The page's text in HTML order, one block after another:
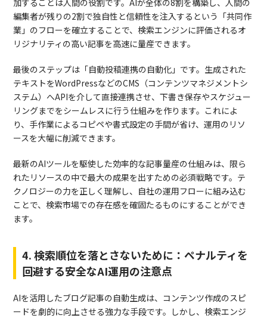
編集者が残りの2割で独自性と信頼性を注入するという「共同作
業」のフローを確立することで、検索エンジンに評価されるオ
リジナリティの高い記事を高速に量産できます。
最後のステップは「自動投稿連携の自動化」です。生成された
テキストをWordPressなどのCMS（コンテンツマネジメントシ
ステム）へAPIを介して直接連携させ、下書き保存やスケジュー
リングまでをシームレスに行う仕組みを作ります。これによ
り、手作業によるコピペや書式設定の手間が省け、運用のリソ
ースを大幅に削減できます。
最新のAIツールを駆使した効率的な記事量産の仕組みは、限ら
れたリソースの中で最大の成果を出すための必須戦略です。テ
クノロジーの力を正しく理解し、自社の運用フローに組み込む
ことで、検索市場での存在感を確固たるものにすることができ
ます。
4. 検索順位を落とさないために：ペナルティを
回避する安全なAI運用の注意点
AIを活用したブログ記事の自動生成は、コンテンツ作成のスピ
ードを劇的に向上させる強力な手段です。しかし、検索エンジ